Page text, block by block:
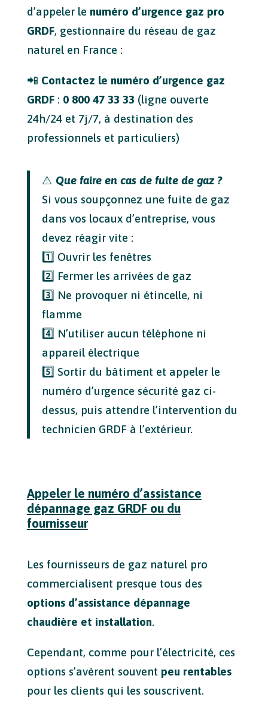
d’appeler le numéro d’urgence gaz pro
GRDF, gestionnaire du réseau de gaz
naturel en France :
📲 Contactez le numéro d’urgence gaz
GRDF: 0 800 47 33 33 (ligne ouverte
24h/24 et 7j/7, à destination des
professionnels et particuliers)
⚠️ Que faire en cas de fuite de gaz ?
Si vous soupçonnez une fuite de gaz
dans vos locaux d’entreprise, vous
devez réagir vite :
1️⃣ Ouvrir les fenêtres
2️⃣ Fermer les arrivées de gaz
3️⃣ Ne provoquer ni étincelle, ni
flamme
4️⃣ N’utiliser aucun téléphone ni
appareil électrique
5️⃣ Sortir du bâtiment et appeler le
numéro d’urgence sécurité gaz ci-
dessus, puis attendre l’intervention du
technicien GRDF à l’extérieur.
Appeler le numéro d’assistance
dépannage gaz GRDF ou du
fournisseur
Les fournisseurs de gaz naturel pro
commercialisent presque tous des
options d’assistance dépannage
chaudière et installation.
Cependant, comme pour l’électricité, ces
options s’avèrent souvent peu rentables
pour les clients qui les souscrivent.